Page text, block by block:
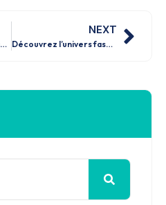
Analyse des pin-up : avantages et inconvénients des tendances actuelles en matière de mode et style
NEXT
Découvrez l’univers fascinant des pin-ups : un guide essentiel pour les débutants